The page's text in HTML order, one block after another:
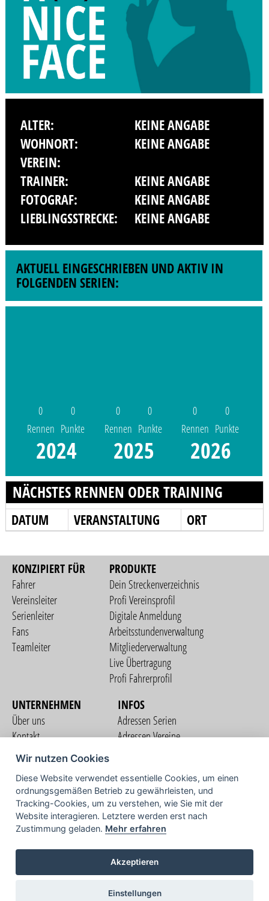
ALTER:
KEINE ANGABE
WOHNORT:
KEINE ANGABE
VEREIN:
TRAINER:
KEINE ANGABE
FOTOGRAF:
KEINE ANGABE
LIEBLINGSSTRECKE:
KEINE ANGABE
AKTUELL EINGESCHRIEBEN UND AKTIV IN
FOLGENDEN SERIEN:
0
Rennen
0
Punkte
2024
0
Rennen
0
Punkte
2025
0
Rennen
0
Punkte
2026
NÄCHSTES RENNEN ODER TRAINING
DATUM VERANSTALTUNG ORT
KONZIPIERT FÜR
Fahrer
Vereinsleiter
Serienleiter
Fans
Teamleiter
PRODUKTE
Dein Streckenverzeichnis
Profi Vereinsprofil
Digitale Anmeldung
Arbeitsstundenverwaltung
Mitgliederverwaltung
Live Übertragung
Profi Fahrerprofil
UNTERNEHMEN
Über uns
Kontakt
Nutzungsbedingungen
Datenschutzerklärung
Impressum
INFOS
Adressen Serien
Adressen Vereine
COMMUNITY
TV
Wir nutzen Cookies
Diese Website verwendet essentielle Cookies, um einen
ordnungsgemäßen Betrieb zu gewährleisten, und
Tracking-Cookies, um zu verstehen, wie Sie mit der
Website interagieren. Letztere werden erst nach
Zustimmung geladen. Mehr erfahren
Akzeptieren
Einstellungen